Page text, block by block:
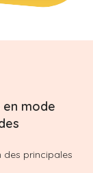
mode
des principales